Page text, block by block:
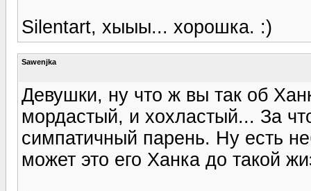
Silentart, хыыы... хорошка. :)
Sawenjka
Девушки, ну что ж вы так об
мордастый, и хохластый... За
симпатичный парень. Ну есть
может это его Ханка до такой